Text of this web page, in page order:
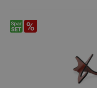
Ideal für
Sparset inklusive